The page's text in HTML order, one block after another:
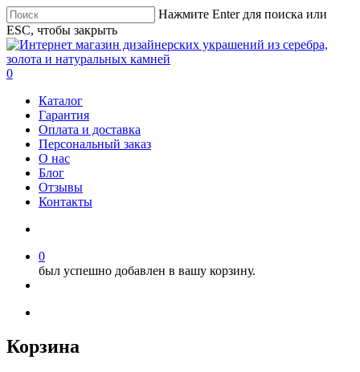
Нажмите Enter для поиска или
ESC, чтобы закрыть
0
Каталог
Гарантия
Оплата и доставка
Персональный заказ
О нас
Блог
Отзывы
Контакты
0
был успешно добавлен в вашу корзину.
Корзина